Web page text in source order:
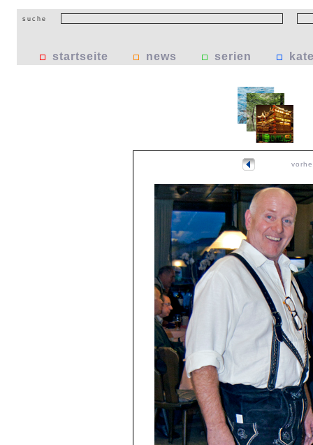
suche
startseite news serien